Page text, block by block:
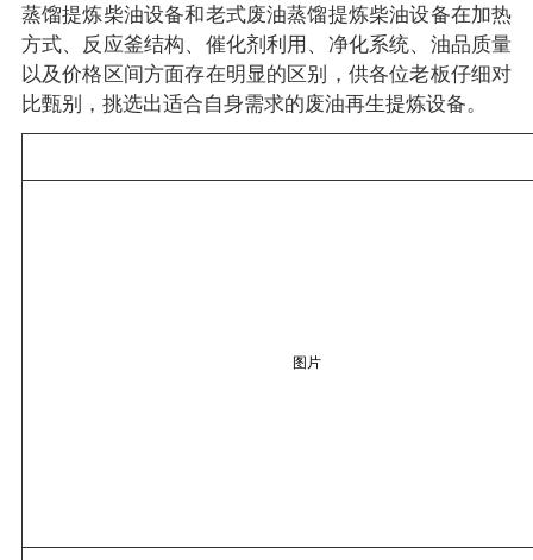
蒸馏提炼柴油设备和老式废油蒸馏提炼柴油设备在加热
方式、反应釜结构、催化剂利用、净化系统、油品质量
以及价格区间方面存在明显的区别，供各位老板仔细对
比甄别，挑选出适合自身需求的废油再生提炼设备。
图片